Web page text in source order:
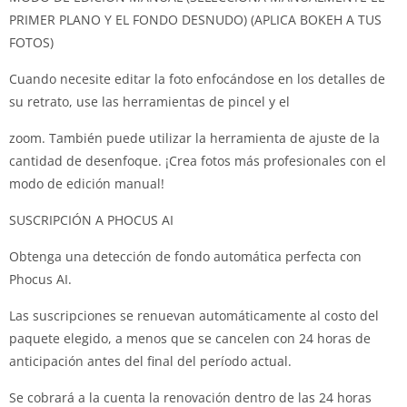
PRIMER PLANO Y EL FONDO DESNUDO) (APLICA BOKEH A TUS
FOTOS)
Cuando necesite editar la foto enfocándose en los detalles de
su retrato, use las herramientas de pincel y el
zoom. También puede utilizar la herramienta de ajuste de la
cantidad de desenfoque. ¡Crea fotos más profesionales con el
modo de edición manual!
SUSCRIPCIÓN A PHOCUS AI
Obtenga una detección de fondo automática perfecta con
Phocus AI.
Las suscripciones se renuevan automáticamente al costo del
paquete elegido, a menos que se cancelen con 24 horas de
anticipación antes del final del período actual.
Se cobrará a la cuenta la renovación dentro de las 24 horas